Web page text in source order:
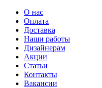
О нас
Оплата
Доставка
Наши работы
Дизайнерам
Акции
Статьи
Контакты
Вакансии